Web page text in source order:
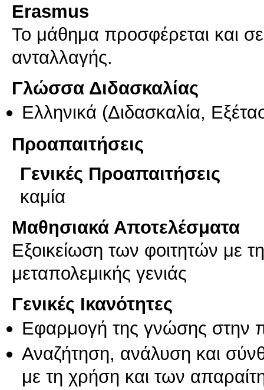
Erasmus
Το μάθημα προσφέρεται και
ανταλλαγής.
Γλώσσα Διδασκαλίας
Ελληνικά (Διδασκαλία,
Προαπαιτήσεις
Γενικές Προαπαιτήσεις
καμία
Μαθησιακά Αποτελέσματα
Εξοικείωση των φοιτητών με
μεταπολεμικής γενιάς
Γενικές Ικανότητες
Εφαρμογή της γνώσης στην
Αναζήτηση, ανάλυση και
με τη χρήση και των